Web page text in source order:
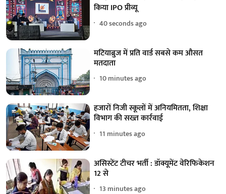
किया IPO प्रीव्यू
40 seconds ago
मटियाब्रुज में प्रति वार्ड सबसे कम औसत
मतदाता
10 minutes ago
हजारों निजी स्कूलों में अनियमितता, शिक्षा
विभाग की सख्त कार्रवाई
11 minutes ago
असिस्टेंट टीचर भर्ती : डॉक्यूमेंट वेरिफिकेशन
12 से
13 minutes ago